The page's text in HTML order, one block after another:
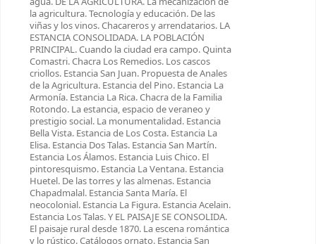
la agricultura. Tecnología y educación. De las
viñas y los vinos. Chacareros y arrendatarios. LA
ESTANCIA CONSOLIDADA. LA POBLACIÓN
PRINCIPAL. Cuando la ciudad era campo. Quinta
Comastri. Chacra Los Remedios. Los cascos
criollos. Estancia San Juan. Propuesta de Anales
de la Agricultura. Estancia del Pino. Estancia La
Armonía. Estancia La Rica. Chacra de la Familia
Rotondo. La estancia, espacio de veraneo y
prestigio social. La monumentalidad. Estancia
Bella Vista. Estancia de Los Costa. Estancia La
Elisa. Estancia Dos Talas. Estancia San Martín.
Estancia Los Álamos. Estancia Luis Chico. El
pintoresquismo. Estancia La Ventana. Estancia
Huetel. De las torres y las almenas. Estancia
Chapadmalal. Estancia Santa María. El
neocolonial. Estancia La Figura. Estancia Acelain.
Estancia Los Talas. Y EL PAISAJE SE CONSOLIDA.
El paisaje rural desde 1870. La escena romántica
y lo rústico. Catálogos ornato. Estancia San